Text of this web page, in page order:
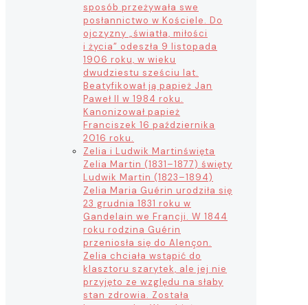
sposób przeżywała swe
posłannictwo w Kościele. Do
ojczyzny „światła, miłości
i życia” odeszła 9 listopada
1906 roku, w wieku
dwudziestu sześciu lat.
Beatyfikował ją papież Jan
Paweł II w 1984 roku.
Kanonizował papież
Franciszek 16 października
2016 roku.
Zelia i Ludwik Martinświęta
Zelia Martin (1831–1877) święty
Ludwik Martin (1823–1894)
Zelia Maria Guérin urodziła się
23 grudnia 1831 roku w
Gandelain we Francji. W 1844
roku rodzina Guérin
przeniosła się do Alençon.
Zelia chciała wstąpić do
klasztoru szarytek, ale jej nie
przyjęto ze względu na słaby
stan zdrowia. Została